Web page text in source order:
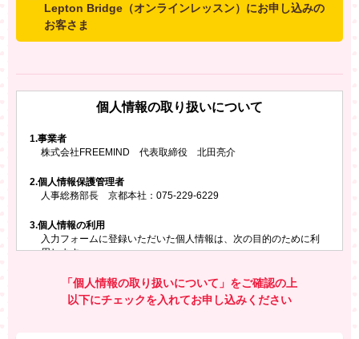
Lepton Bridge（オンラインレッスン）にお申し込みの
お客さま
いいたします。
※ご兄弟姉妹など複数でお申し込みの場合、お一人ず
所属施設名・会員番号またはクーポンコード
所属施設名
会員番号またはクーポンコード
個人情報の取り扱いについて
1.事業者
株式会社FREEMIND 代表取締役 北田亮介
2.個人情報保護管理者
人事総務部長 京都本社：075-229-6229
3.個人情報の利用
入力フォームに登録いただいた個人情報は、次の目的のために利
用します。
お問い合わせにお答えするため
レプトンのキャンペーンや新商品（新サービス）、新規開講教
室等をご案内するため
「個人情報の取り扱いについて」をご確認の上
以下にチェックを入れてお申し込みください